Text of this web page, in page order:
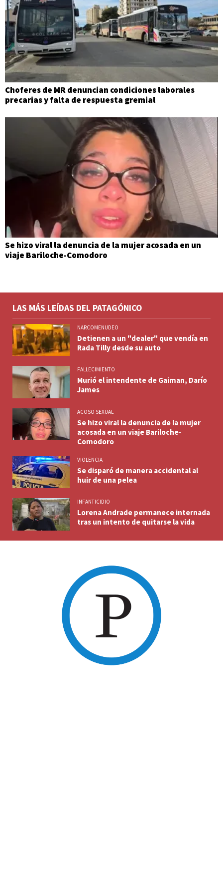
Choferes de MR denuncian condiciones laborales
precarias y falta de respuesta gremial
Se hizo viral la denuncia de la mujer acosada en un
viaje Bariloche-Comodoro
LAS MÁS LEÍDAS DEL PATAGÓNICO
NARCOMENUDEO
Detienen a un "dealer" que vendía en
Rada Tilly desde su auto
FALLECIMIENTO
Murió el intendente de Gaiman, Darío
James
ACOSO SEXUAL
Se hizo viral la denuncia de la mujer
acosada en un viaje Bariloche-
Comodoro
VIOLENCIA
Se disparó de manera accidental al
huir de una pelea
INFANTICIDIO
Lorena Andrade permanece internada
tras un intento de quitarse la vida